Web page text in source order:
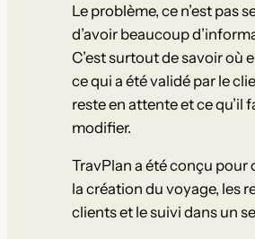
Le problème, ce n’est pas
d’avoir beaucoup
C’est surtout de savoir où
ce qui a été validé par le
reste en attente et ce qu’il
modifier.
TravPlan a été conçu pour
la création du voyage, les
clients et le suivi dans un